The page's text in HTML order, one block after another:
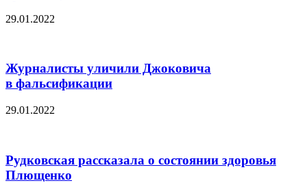
29.01.2022
Журналисты уличили Джоковича
в фальсификации
29.01.2022
Рудковская рассказала о состоянии здоровья
Плющенко